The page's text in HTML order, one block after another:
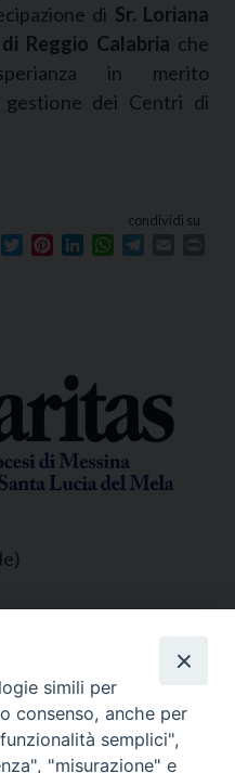
di Sr. Loriana
Reggio Calabria che
in merito
gestione dei Centri di
condividi su
Facebook
TwitterPinterestLinkedInWhatsApp
da lunedì a
ore 12.30.
.
simili per
consenso, anche per
semplici",
"misurazione" e